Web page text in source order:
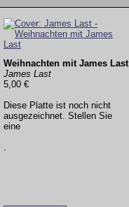
Weihnachten mit James Last
James Last
5,00 €
Diese Platte ist noch nicht
ausgezeichnet. Stellen Sie
eine
.